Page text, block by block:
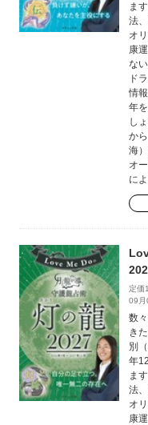
ま
法
オ
康
な
ド
情
年
し
か
海
オ
に
定価
09月
数
き
別
年
ま
法
オ
康